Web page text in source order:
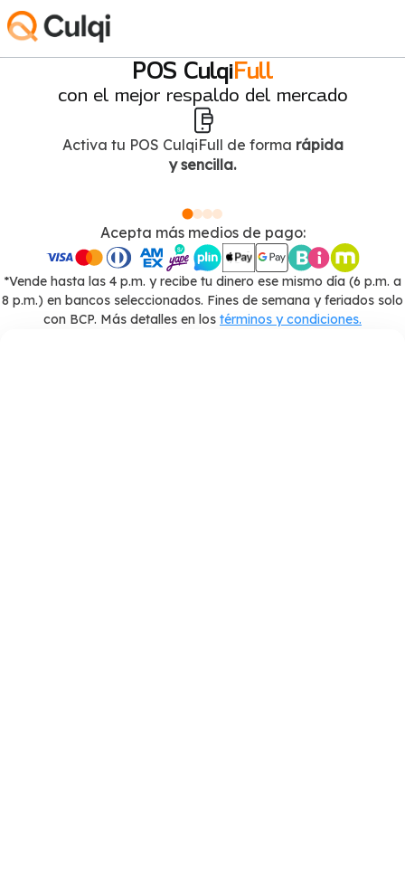
POS CulqiFull
con el mejor respaldo del mercado
Activa tu POS CulqiFull de forma rápida
y sencilla.
Acepta más medios de pago:
*Vende hasta las 4 p.m. y recibe tu dinero ese mismo día (6 p.m. a
8 p.m.) en bancos seleccionados. Fines de semana y feriados solo
con BCP. Más detalles en los términos y condiciones.